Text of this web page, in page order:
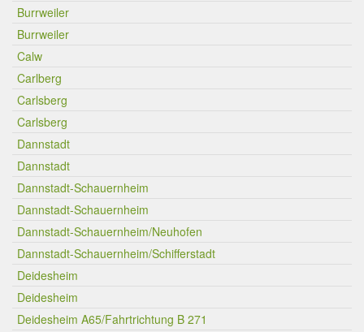
Burrweiler
Burrweiler
Calw
Carlberg
Carlsberg
Carlsberg
Dannstadt
Dannstadt
Dannstadt-Schauernheim
Dannstadt-Schauernheim
Dannstadt-Schauernheim/Neuhofen
Dannstadt-Schauernheim/Schifferstadt
Deidesheim
Deidesheim
Deidesheim A65/Fahrtrichtung B 271